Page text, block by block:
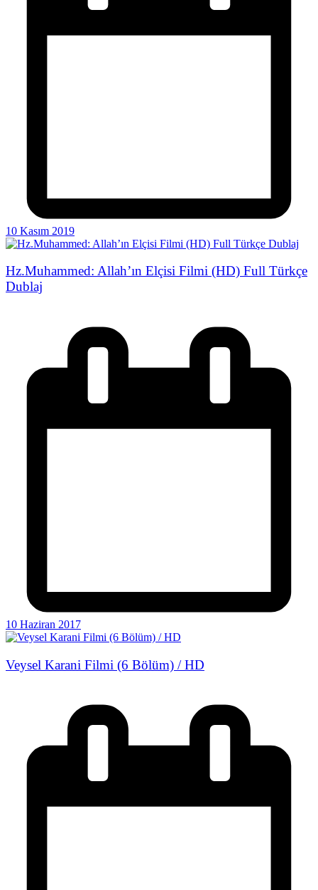
10 Kasım 2019
Hz.Muhammed: Allah’ın Elçisi Filmi (HD) Full Türkçe
Dublaj
10 Haziran 2017
Veysel Karani Filmi (6 Bölüm) / HD